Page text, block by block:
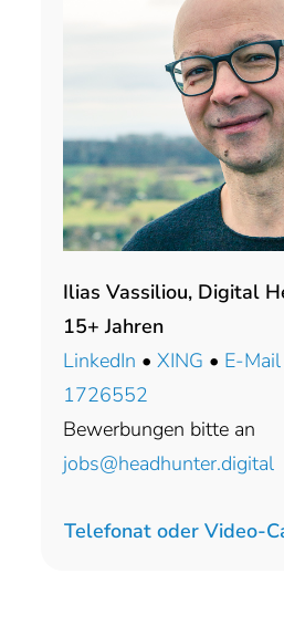
Ilias Vassiliou, Digital
15+ Jahren
LinkedIn •XING • E-Mail
1726552
Bewerbungen bitte an
jobs@headhunter.digital
Telefonat oder Video-